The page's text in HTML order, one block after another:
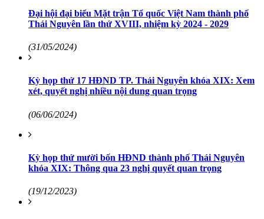
Đại hội đại biểu Mặt trận Tổ quốc Việt Nam thành phố
Thái Nguyên lần thứ XVIII, nhiệm kỳ 2024 - 2029
(31/05/2024)
Kỳ họp thứ 17 HĐND TP. Thái Nguyên khóa XIX: Xem
xét, quyết nghị nhiều nội dung quan trọng
(06/06/2024)
Kỳ họp thứ mười bốn HĐND thành phố Thái Nguyên
khóa XIX: Thông qua 23 nghị quyết quan trọng
(19/12/2023)